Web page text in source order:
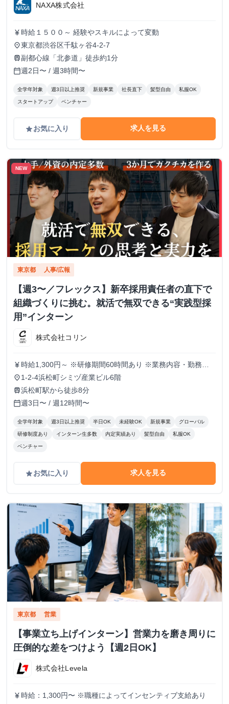
NAXA株式会社
currency_yen 時給１５００～ 経験やスキルによって変動
place東京都渋谷区千駄ヶ谷4-2-7
train副都心線「北参道」徒歩約1分
calendar_today週2日〜 / 週3時間〜
全学年対象 週3日以上推奨 新規事業 社長直下 髪型自由 私服OK
スタートアップ ベンチャー
gradeお気に入り 求人を見る
NEW
東京都 人事/広報
【週3〜／フレックス】新卒採用責任者の直下で
組織づくりに挑む。就活で無双できる“実践型採
用”インターン
株式会社コリン
currency_yen 時給1,300円～ ※研修期間60時間あり ※業務内容・勤務状
況により決定
place 1-2-4浜松町シミヅ産業ビル6階
train浜松町駅から徒歩8分
calendar_today週3日〜 / 週12時間〜
全学年対象 週3日以上推奨 半日OK 未経験OK 新規事業 グローバル
研修制度あり インターン生多数 内定実績あり 髪型自由 私服OK
ベンチャー
gradeお気に入り 求人を見る
東京都 営業
【事業立ち上げインターン】営業力を磨き周りに
圧倒的な差をつけよう【週2日OK】
株式会社Levela
currency_yen 時給：1,300円〜 ※職種によってインセンティブ支給あり